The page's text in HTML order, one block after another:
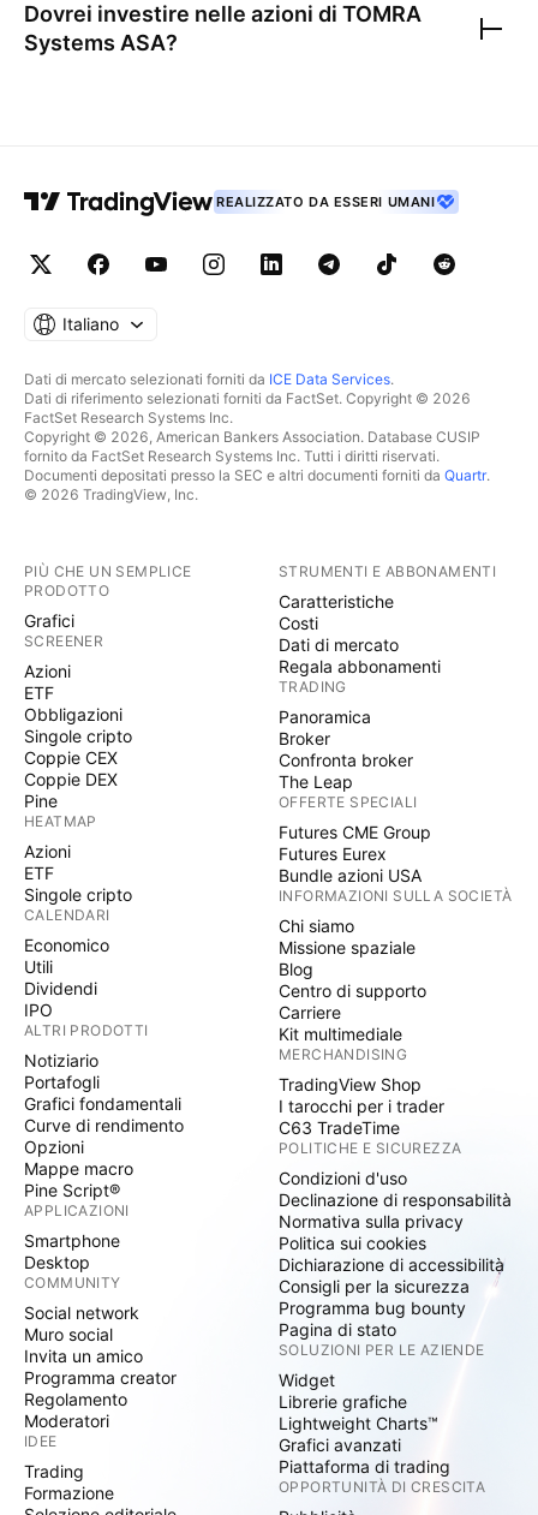
Dovrei investire nelle azioni di TOMRA
Systems ASA?
REALIZZATO DA ESSERI UMANI
Italiano
Dati di mercato selezionati forniti da ICE Data Services.
Dati di riferimento selezionati forniti da FactSet. Copyright © 2026
FactSet Research Systems Inc.
Copyright © 2026, American Bankers Association. Database CUSIP
fornito da FactSet Research Systems Inc. Tutti i diritti riservati.
Documenti depositati presso la SEC e altri documenti forniti da Quartr.
© 2026 TradingView, Inc.
PIÙ CHE UN SEMPLICE
PRODOTTO
Grafici
SCREENER
Azioni
ETF
Obbligazioni
Singole cripto
Coppie CEX
Coppie DEX
Pine
HEATMAP
Azioni
ETF
Singole cripto
CALENDARI
Economico
Utili
Dividendi
IPO
ALTRI PRODOTTI
Notiziario
Portafogli
Grafici fondamentali
Curve di rendimento
Opzioni
Mappe macro
Pine Script®
APPLICAZIONI
Smartphone
Desktop
COMMUNITY
Social network
Muro social
Invita un amico
Programma creator
Regolamento
Moderatori
IDEE
Trading
Formazione
STRUMENTI E ABBONAMENTI
Caratteristiche
Costi
Dati di mercato
Regala abbonamenti
TRADING
Panoramica
Broker
Confronta broker
The Leap
OFFERTE SPECIALI
Futures CME Group
Futures Eurex
Bundle azioni USA
INFORMAZIONI SULLA SOCIETÀ
Chi siamo
Missione spaziale
Blog
Centro di supporto
Carriere
Kit multimediale
MERCHANDISING
TradingView Shop
I tarocchi per i trader
C63 TradeTime
POLITICHE E SICUREZZA
Condizioni d'uso
Declinazione di responsabilità
Normativa sulla privacy
Politica sui cookies
Dichiarazione di accessibilità
Consigli per la sicurezza
Programma bug bounty
Pagina di stato
SOLUZIONI PER LE AZIENDE
Widget
Librerie grafiche
Lightweight Charts™
Grafici avanzati
Piattaforma di trading
OPPORTUNITÀ DI CRESCITA